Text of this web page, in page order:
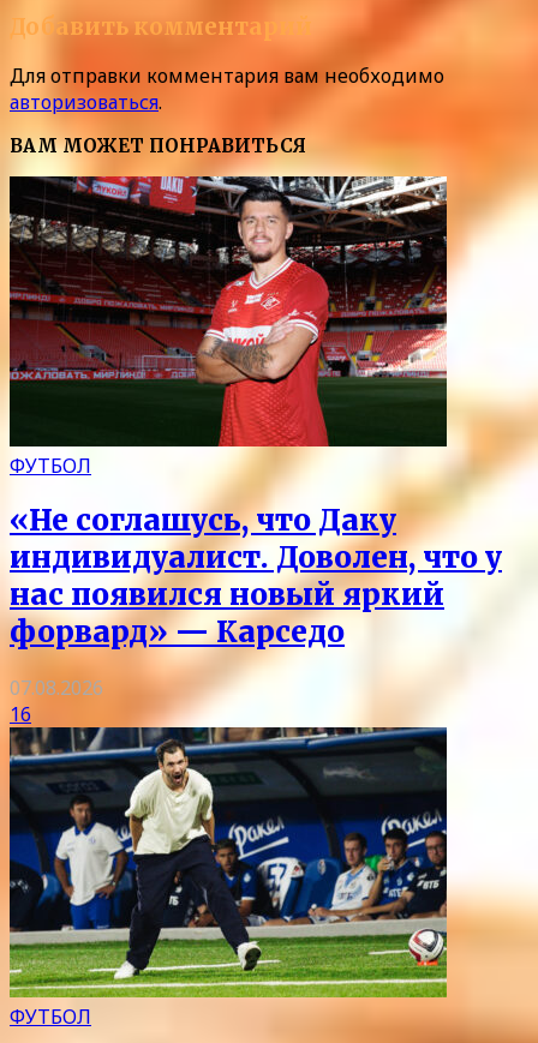
Добавить комментарий
Для отправки комментария вам необходимо
авторизоваться.
ВАМ МОЖЕТ ПОНРАВИТЬСЯ
ФУТБОЛ
«Не соглашусь, что Даку
индивидуалист. Доволен, что у
нас появился новый яркий
форвард» — Карседо
07.08.2026
16
ФУТБОЛ